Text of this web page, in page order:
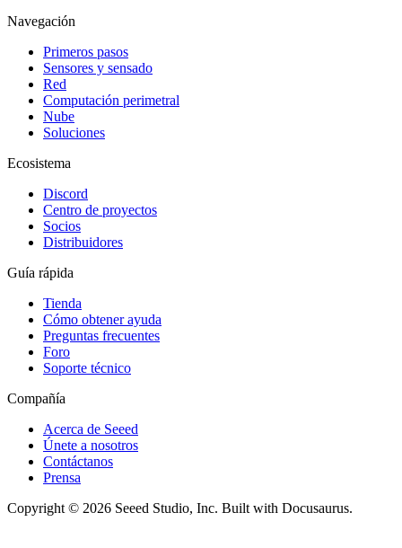
Navegación
Primeros pasos
Sensores y sensado
Red
Computación perimetral
Nube
Soluciones
Ecosistema
Discord
Centro de proyectos
Socios
Distribuidores
Guía rápida
Tienda
Cómo obtener ayuda
Preguntas frecuentes
Foro
Soporte técnico
Compañía
Acerca de Seeed
Únete a nosotros
Contáctanos
Prensa
Copyright © 2026 Seeed Studio, Inc. Built with Docusaurus.